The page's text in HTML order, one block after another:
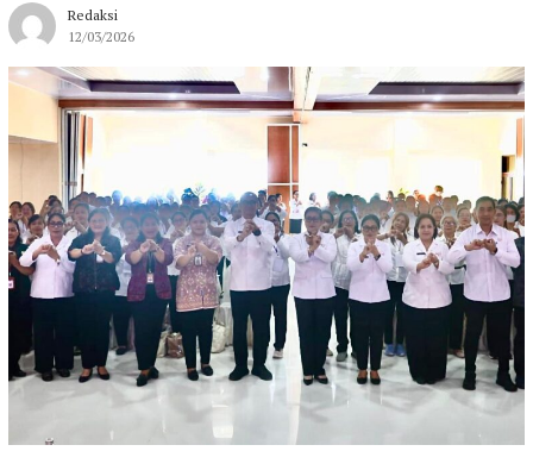
Redaksi
12/03/2026